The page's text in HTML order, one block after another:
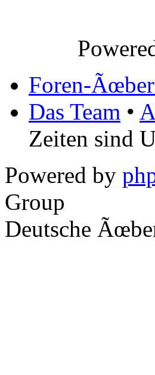
Foren-
Das Team •
Zeiten sind
Powered by
Group
Deutsche